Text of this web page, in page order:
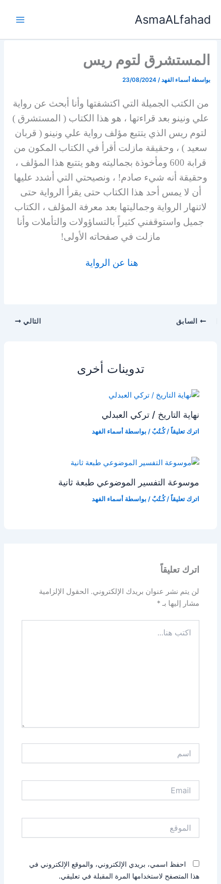
AsmaALfahad
المستشرق لتوم ريس
بواسطة أسماء الفهد/
23/08/2024
من الكتب الجميلة التي اكتشفتها وأنا أبحث عن رواية
علي ونينو بعد قراءتها ، هو هذا الكتاب ( المستشرق )
لتوم ريس الذي يتتبع مؤلف رواية علي ونينو ( قربان
سعيد ) ، وحقيقة مازلت أقرأ في الكتاب المكون من
قرابة 600 ومأخوذة بجماليته وهو يتتبع هذا المؤلف ،
وحقيقة أنه شيء صادم! ، ونصيحتي التي أشدد عليها
أن لا يمس أحد هذا الكتاب حتى يقرأ الرواية حتى
لاتنهار الرواية وجماليتها بعد معرفة المؤلف ، الكتاب
جميل واستوقفني كثيراً بالتساؤولات والتأملات وأنا
مازلت في صفحاته الأولى!
هنا عن الرواية
السابق التالي
تدوينات أخرى
نهاية التاريخ / تركي العبدلي
اترك تعليقاً /كُـتُبٌ / بواسطة أسماء الفهد
موسوعة التفسير الموضوعي طبعة ثانية
اترك تعليقاً /كُـتُبٌ / بواسطة أسماء الفهد
اترك تعليقاً
لن يتم نشر عنوان بريدك الإلكتروني. الحقول الإلزامية
مشار إليها بـ*
هنا...
احفظ اسمي، بريدي الإلكتروني، والموقع الإلكتروني في
هذا المتصفح لاستخدامها المرة المقبلة في تعليقي.